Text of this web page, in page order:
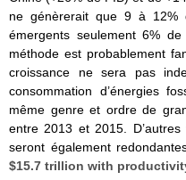
ne génèrerait que 9 à 12%
émergents seulement 6%
méthode est probablement
croissance ne sera pas
consommation d’énergies
même genre et ordre de
entre 2013 et 2015.
seront également
$15.7 trillion with